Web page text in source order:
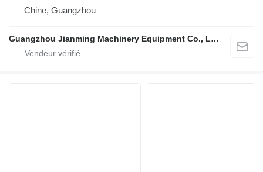
Chine, Guangzhou
Guangzhou Jianming Machinery Equipment Co., Ltd.